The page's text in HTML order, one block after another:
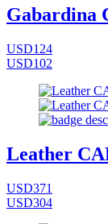
Gabardina
USD124
USD102
Leather
USD371
USD304